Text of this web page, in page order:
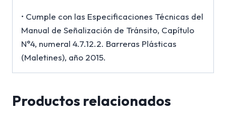
• Cumple con las Especificaciones Técnicas del
Manual de Señalización de Tránsito, Capítulo
N°4, numeral 4.7.12.2. Barreras Plásticas
(Maletines), año 2015.
Productos relacionados